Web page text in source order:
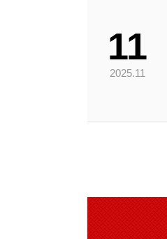
11
2025.11